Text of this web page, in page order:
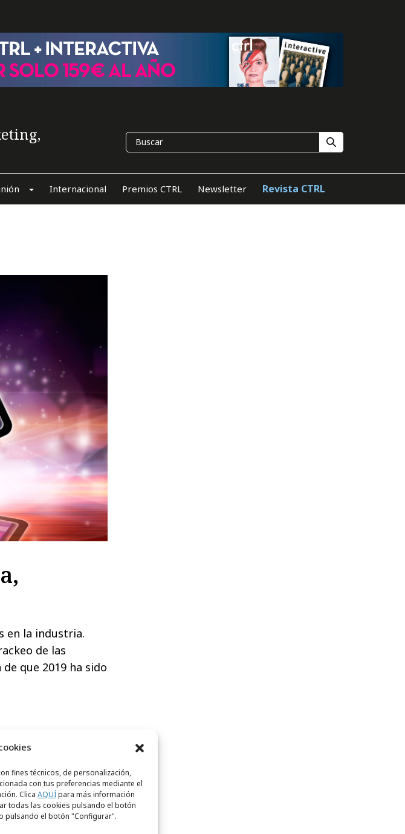
fines técnicos, de personalización,
con tus preferencias mediante el
Clica AQUÍpara más información
todas las cookies pulsando el botón
pulsando el botón "Configurar".
Internacional Premios CTRL Newsletter Revista CTRL
en la industria.
de las
que 2019 ha sido